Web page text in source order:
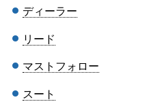
ディーラー
リード
マストフォロー
スート